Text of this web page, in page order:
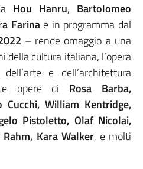
Hou Hanru, Bartolomeo
Farinae in programma dal
– rende omaggio a una
della cultura italiana, l’opera
e dell’architettura
opere di Rosa Barba,
Cucchi, William Kentridge,
Pistoletto, Olaf Nicolai,
Kara Walker, e molti